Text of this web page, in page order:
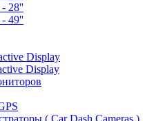
28''
49''
Display
Display
( Car Dash Cameras )